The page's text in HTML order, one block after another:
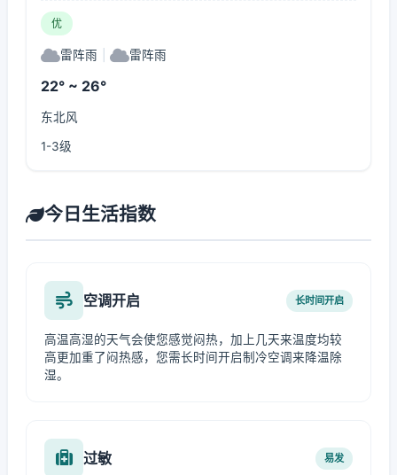
优
雷阵雨 雷阵雨
22° ~ 26°
东北风
1-3级
今日生活指数
空调开启 长时间开启
高温高湿的天气会使您感觉闷热，加上几天来温度均较
高更加重了闷热感，您需长时间开启制冷空调来降温除
湿。
过敏 易发